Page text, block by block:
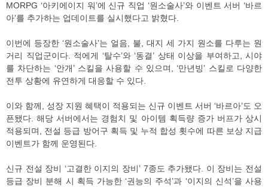
MORPG ‘아키에이지 워’에 신규 직업 ‘원소술사’와 이벤트 서버 ‘바르
아’를 추가하는 업데이트를 실시했다고 밝혔다.
이번에 등장한 ‘원소술사’는 얼음, 불, 대지 세 가지 원소를 다루는 원
거리 직업군이다. 적에게 ‘탈수’와 ‘동결’ 상태 이상을 부여하고, 시야
를 차단하는 ‘안개’ 스킬을 사용할 수 있으며, ‘만년빙’ 스킬로 다양한
전투 상황에 유연하게 대응할 수 있다.
이와 함께, 성장 지원 혜택이 적용되는 신규 이벤트 서버 ‘바르아’도 오
픈됐다. 해당 서버에서는 경험치 및 아이템 획득량 증가 버프가 상시
적용되며, 전설 등급 방어구 획득 및 누적 합성 횟수에 따른 보상 지급
이벤트가 함께 운영된다.
신규 전설 장비 ‘고결한 이지의 장비’ 7종도 추가됐다. 이 장비는 전설
등급 장비 분해 시 획득 가능한 ‘권능의 주석’과 ‘이지의 신석’을 사용